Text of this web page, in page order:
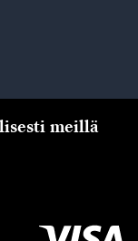
meillä